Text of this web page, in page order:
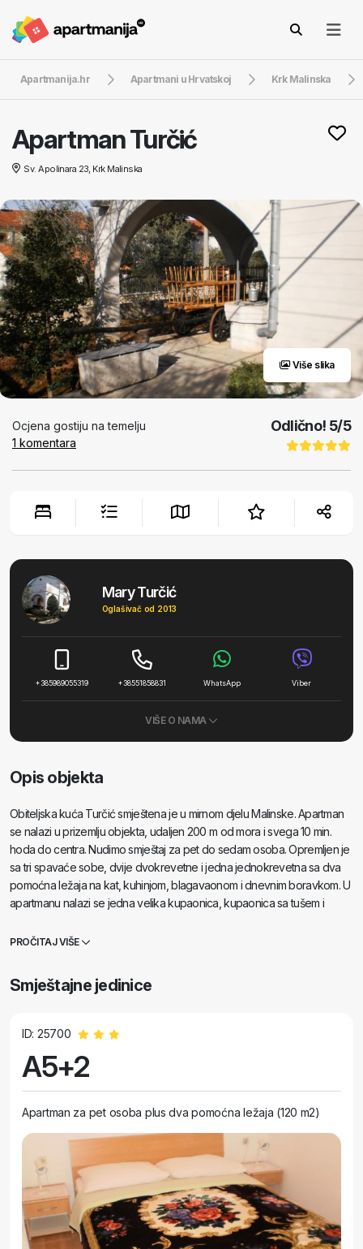
Apartmanija.hr Apartmani u Hrvatskoj Krk Malinska
Apartman Turčić
Sv. Apolinara 23, Krk Malinska
Više slika
Ocjena gostiju na temelju
1 komentara
Odlično! 5/5
Mary Turčić
Oglašivač od 2013
+385989055319 +38551858831 WhatsApp Viber
VIŠE O NAMA
Opis objekta
Obiteljska kuća Turčić smještena je u mirnom djelu Malinske. Apartman
se nalazi u prizemlju objekta, udaljen 200 m od mora i svega 10 min.
hoda do centra. Nudimo smještaj za pet do sedam osoba. Opremljen je
sa tri spavaće sobe, dvije dvokrevetne i jedna jednokrevetna sa dva
pomoćna ležaja na kat, kuhinjom, blagavaonom i dnevnim boravkom. U
apartmanu nalazi se jedna velika kupaonica, kupaonica sa tušem i
Internet. U dvorištu nalazi terase sa kaminom i vlastiti parking. Za djecu
PROČITAJ VIŠE
Smještajne jedinice
ID: 25700
A5+2
Apartman za pet osoba plus dva pomoćna ležaja (120 m2)